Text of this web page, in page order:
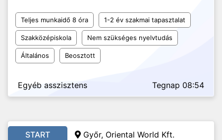
Teljes munkaidő 8 óra 1-2 év szakmai tapasztalat
Szakközépiskola Nem szükséges nyelvtudás
Általános Beosztott
Egyéb asszisztens Tegnap 08:54
START Győr, Oriental World Kft.